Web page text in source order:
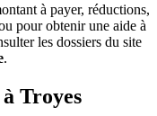
à payer, réductions,
pour obtenir une aide à
les dossiers du site
.
Troyes